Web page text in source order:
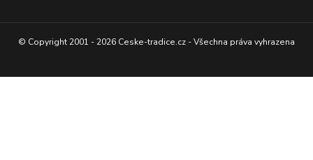
© Copyright 2001 - 2026 Ceske-tradice.cz - Všechna práva vyhrazena